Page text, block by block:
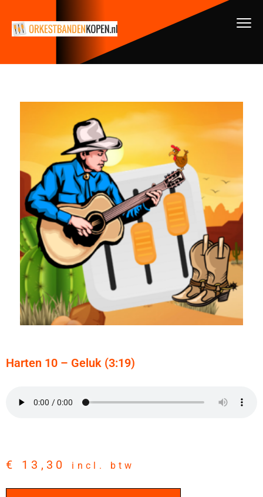
Harten 10 – Geluk (3:19)
€ 13,30 incl. btw